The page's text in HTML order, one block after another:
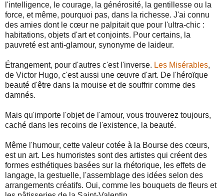
l'intelligence, le courage, la générosité, la gentillesse ou la
force, et même, pourquoi pas, dans la richesse. J'ai connu
des amies dont le cœur ne palpitait que pour l'ultra-chic :
habitations, objets d'art et conjoints. Pour certains, la
pauvreté est anti-glamour, synonyme de laideur.
Étrangement, pour d'autres c'est l'inverse. Les Misérables,
de Victor Hugo, c'est aussi une œuvre d'art. De l'héroïque
beauté d'être dans la mouise et de souffrir comme des
damnés.
Mais qu'importe l'objet de l'amour, vous trouverez toujours,
caché dans les recoins de l'existence, la beauté.
Même l'humour, cette valeur cotée à la Bourse des cœurs,
est un art. Les humoristes sont des artistes qui créent des
formes esthétiques basées sur la rhétorique, les effets de
langage, la gestuelle, l'assemblage des idées selon des
arrangements créatifs. Oui, comme les bouquets de fleurs et